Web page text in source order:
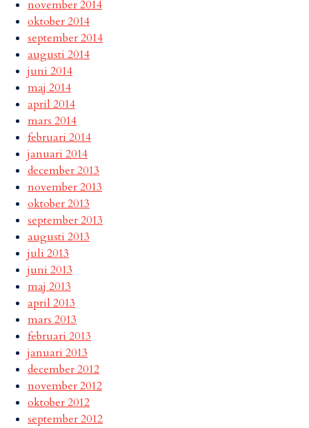
november 2014
oktober 2014
september 2014
augusti 2014
juni 2014
maj 2014
april 2014
mars 2014
februari 2014
januari 2014
december 2013
november 2013
oktober 2013
september 2013
augusti 2013
juli 2013
juni 2013
maj 2013
april 2013
mars 2013
februari 2013
januari 2013
december 2012
november 2012
oktober 2012
september 2012